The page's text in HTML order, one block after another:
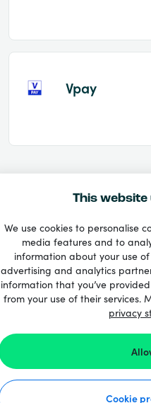
This
We use cookies to personalise
media features and to
information about your use
advertising and analytics
information that you’ve
from your use of their services.
privacy
Cookie
Vpay